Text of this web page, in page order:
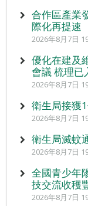
合作區產業
際化再提速
2026年8月7日
優化在建及
會議 梳理已
2026年8月7日
衛生局接獲
2026年8月7日
衛生局滅蚊
2026年8月7日
全國青少年
技交流收穫
2026年8月7日